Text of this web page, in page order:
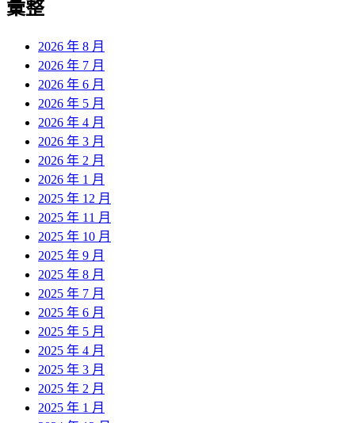
彙整
2026 年 8 月
2026 年 7 月
2026 年 6 月
2026 年 5 月
2026 年 4 月
2026 年 3 月
2026 年 2 月
2026 年 1 月
2025 年 12 月
2025 年 11 月
2025 年 10 月
2025 年 9 月
2025 年 8 月
2025 年 7 月
2025 年 6 月
2025 年 5 月
2025 年 4 月
2025 年 3 月
2025 年 2 月
2025 年 1 月